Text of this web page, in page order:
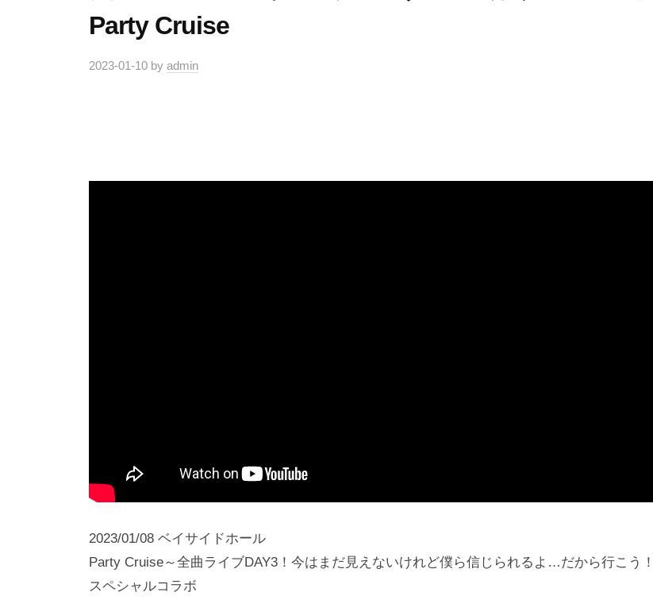
Party Cruise
2023-01-10 by admin
2023/01/08 ベイサイドホール
Party Cruise～全曲ライブDAY3！今はまだ見えないけれど僕ら信じられるよ…だから行こう！
スペシャルコラボ